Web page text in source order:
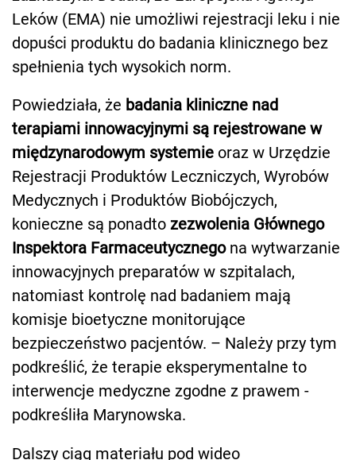
Leków (EMA) nie umożliwi rejestracji leku i nie
dopuści produktu do badania klinicznego bez
spełnienia tych wysokich norm.
Powiedziała, że badania kliniczne nad
terapiami innowacyjnymi są rejestrowane w
międzynarodowym systemie oraz w Urzędzie
Rejestracji Produktów Leczniczych, Wyrobów
Medycznych i Produktów Biobójczych,
konieczne są ponadto zezwolenia Głównego
Inspektora Farmaceutycznegona wytwarzanie
innowacyjnych preparatów w szpitalach,
natomiast kontrolę nad badaniem mają
komisje bioetyczne monitorujące
bezpieczeństwo pacjentów. – Należy przy tym
podkreślić, że terapie eksperymentalne to
interwencje medyczne zgodne z prawem -
podkreśliła Marynowska.
Dalszy ciąg materiału pod wideo